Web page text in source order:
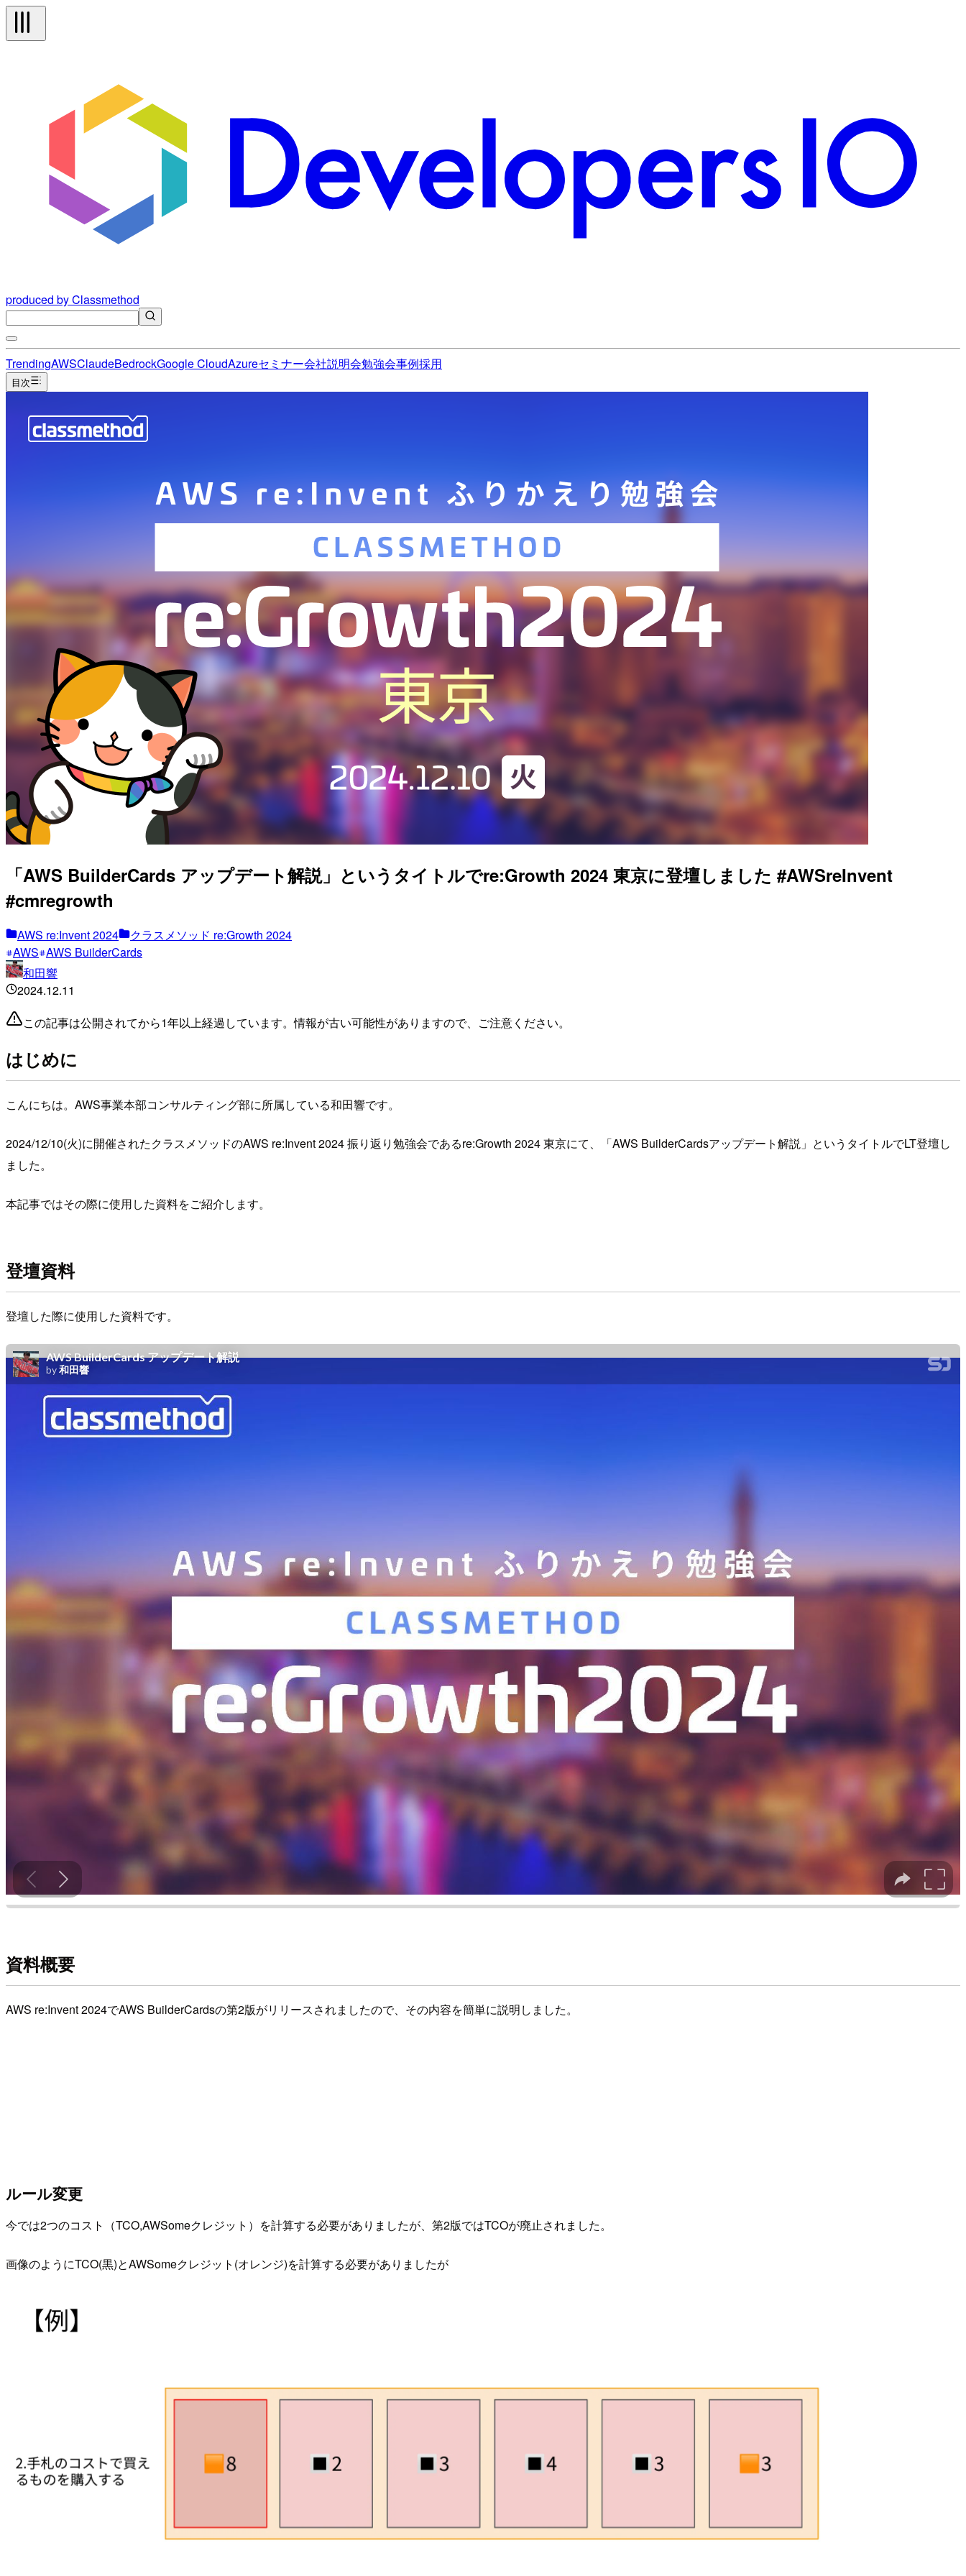
produced by Classmethod
TrendingAWSClaudeBedrockGoogle CloudAzureセミナー会社説明会勉強会事例採用
目次
「AWS BuilderCards アップデート解説」というタイトルでre:Growth 2024 東京に登壇しました #AWSreInvent
#cmregrowth
AWS re:Invent 2024
クラスメソッド re:Growth 2024
AWS AWS BuilderCards
和田響
2024.12.11
この記事は公開されてから1年以上経過しています。情報が古い可能性がありますので、ご注意ください。
はじめに
こんにちは。AWS事業本部コンサルティング部に所属している和田響です。
2024/12/10(火)に開催されたクラスメソッドのAWS re:Invent 2024 振り返り勉強会であるre:Growth 2024 東京にて、「AWS BuilderCardsアップデート解説」というタイトルでLT登壇し
ました。
本記事ではその際に使用した資料をご紹介します。
登壇資料
登壇した際に使用した資料です。
資料概要
AWS re:Invent 2024でAWS BuilderCardsの第2版がリリースされましたので、その内容を簡単に説明しました。
ルール変更
今では2つのコスト（TCO,AWSomeクレジット）を計算する必要がありましたが、第2版ではTCOが廃止されました。
画像のようにTCO(黒)とAWSomeクレジット(オレンジ)を計算する必要がありましたが